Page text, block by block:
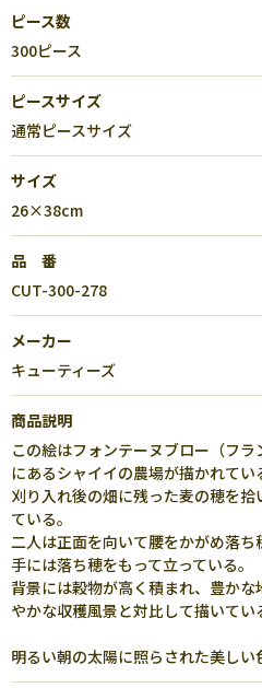
ピース数
300ピース
ピースサイズ
通常ピースサイズ
サイズ
26×38cm
品 番
CUT-300-278
メーカー
キューティーズ
商品説明
この絵はフォンテーヌブロー（フ
にあるシャイイの農場が描かれてい
刈り入れ後の畑に残った麦の穂を
ている。
二人は正面を向いて腰をかがめ落ち
手には落ち穂をもって立っている。
背景には穀物が高く積まれ、豊か
やかな収穫風景と対比して描いてい
明るい朝の太陽に照らされた美しい